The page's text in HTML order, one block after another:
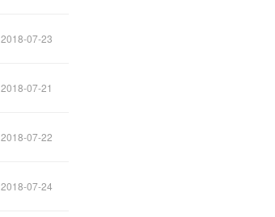
2018-07-23
2018-07-21
2018-07-22
2018-07-24